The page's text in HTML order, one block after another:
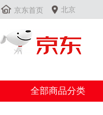
 京东首页  北京
全部商品分类